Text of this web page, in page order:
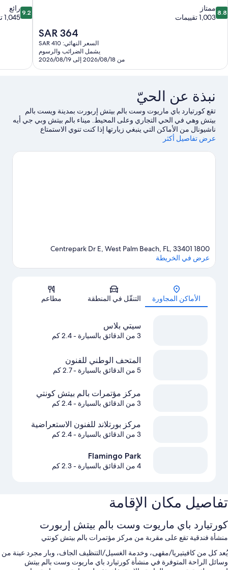
8.8
من
8.8 ممتاز
1,003 تقييمات
السعر
الحالي
هو
SAR
364
SAR 364
السعر النهائي: SAR 410
يشمل الضرائب والرسوم
من 2026/08/18 إلى 2026/08/19
9.2
من
9.2 رائع
1,045 تقييمًا
نبذة عن الحيّ
تقع كورتيارد باي ماريوت وست بالم بيتش إربورت بمدينة ويست بالم
بيتش وهي في الحي التجاري وعلى المحيط. ميناء بالم بيتش وبي جي أيه
ناشيونال من الأماكن التي ينبغي زيارتها إذا كنت تنوي الاستمتاع
في آي-ثينك فاينانشال أمفيثياتر، ولا تفوت قضاء بعض الوقت في أحد
عرض تفاصيل أكثر
الخريطة
1800 Centrepark Dr E, West Palm Beach, FL, 33401
عرض في الخريطة
الأماكن المجاورة التنقّل في المنطقة مطاعم
سيتي بلاس
3 من الدقائق بالسيارة - 2.4 كم
المتحف‬ الوطني للفنون
5 من الدقائق بالسيارة - 2.7 كم
مركز مؤتمرات بالم بيتش كونتي
3 من الدقائق بالسيارة - 2.4 كم
مركز بورتلاند للفنون الاستعراضية
3 من الدقائق بالسيارة - 2.4 كم
Flamingo Park
4 من الدقائق بالسيارة - 2.3 كم
تفاصيل مكان الإقامة
كورتيارد باي ماريوت وست بالم بيتش إربورت
منشأة فندقية تقع على مقربة من مركز مؤتمرات بالم بيتش كونتي
يُعد كل من كافيتيريا/مقهى، وخدمة الغسيل/التنظيف الجاف، وبار مجرد عينة من
وسائل الراحة المتوفرة في منشأة كورتيارد باي ماريوت وست بالم بيتش